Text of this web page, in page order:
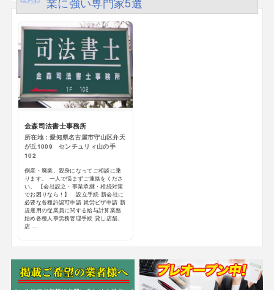
金森司法書士事務所
所在地：愛知県名古屋市守山区弁天
が丘1009 センチュリィ山の手
102
倒産・廃業、親身になってご相談に乗
ります。 一人で悩まずご連絡をくださ
い。 【会社設立・事業承継・相続対策
でお困りなら！】 設立手続 新会社に
必要な各種許認可申請 就労ビザ申請 新
規雇用の従業員に関する給与計算業務
始め各種人事労務管理手続 貸し店舗、
店 ...